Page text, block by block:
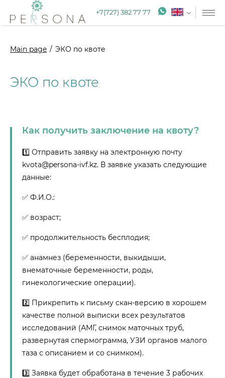
+7(727) 382 77 77
Main page ЭКО по квоте
ЭКО по квоте
Как получить заключение на квоту?
1️⃣ Отправить заявку на электронную почту
kvota@persona-ivf.kz. В заявке указать следующие
данные:
✅ Ф.И.О.:
✅ возраст;
✅ продолжительность бесплодия;
✅ анамнез (беременности, выкидыши,
внематочные беременности, роды,
гинекологические операции). ⠀
2️⃣ Прикрепить к письму скан-версию в хорошем
качестве полной выписки всех результатов
исследований (АМГ, снимок маточных труб,
развернутая спермограмма, УЗИ органов малого
таза с описанием и со снимком).
3️⃣ Заявка будет обработана в течение 3 рабочих